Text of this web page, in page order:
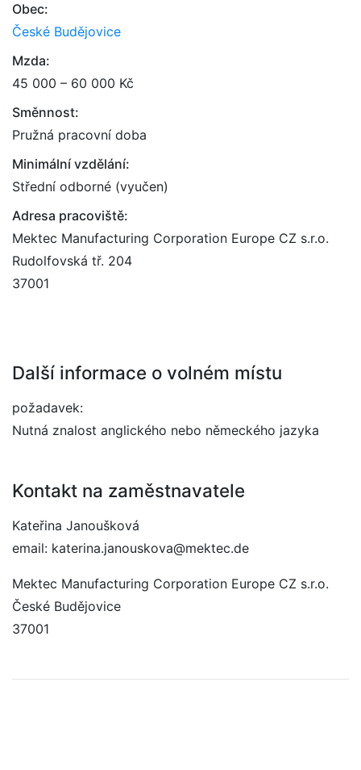
Obec:
České Budějovice
Mzda:
45 000 – 60 000 Kč
Směnnost:
Pružná pracovní doba
Minimální vzdělání:
Střední odborné (vyučen)
Adresa pracoviště:
Mektec Manufacturing Corporation Europe CZ s.r.o.
Rudolfovská tř. 204
37001
Další informace o volném místu
požadavek:
Nutná znalost anglického nebo německého jazyka
Kontakt na zaměstnavatele
Kateřina Janoušková
email: katerina.janouskova@mektec.de
Mektec Manufacturing Corporation Europe CZ s.r.o.
České Budějovice
37001